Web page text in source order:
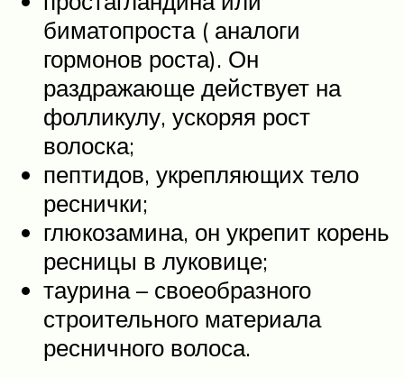
биматопроста ( аналоги
гормонов роста). Он
раздражающе действует на
фолликулу, ускоряя рост
волоска;
пептидов, укрепляющих тело
реснички;
глюкозамина, он укрепит корень
ресницы в луковице;
таурина – своеобразного
строительного материала
ресничного волоса.